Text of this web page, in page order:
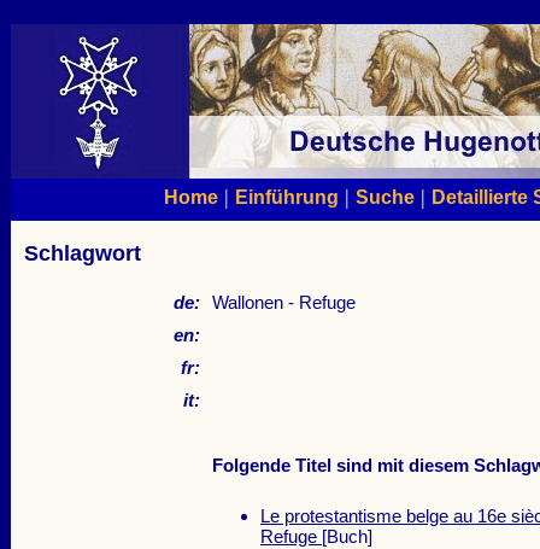
Home| Einführung | Suche| Detaillierte
Schlagwort
de: Wallonen - Refuge
en:
fr:
it:
Folgende Titel sind mit diesem
Le protestantisme belge au 16e
Refuge [Buch]